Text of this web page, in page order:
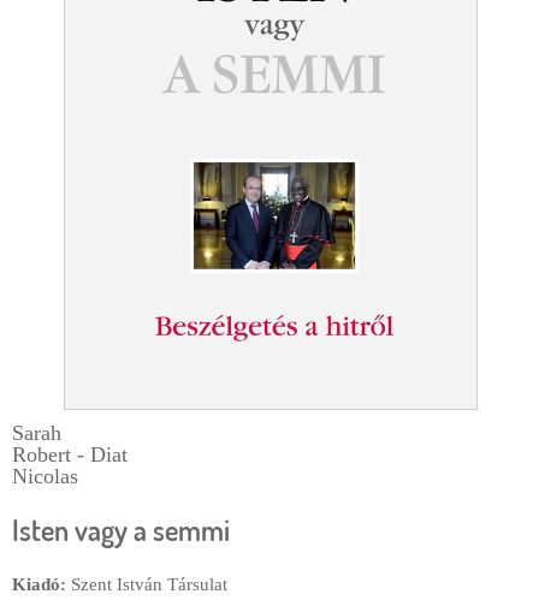
Sarah
Robert - Diat
Nicolas
Isten vagy a semmi
Kiadó: Szent István Társulat